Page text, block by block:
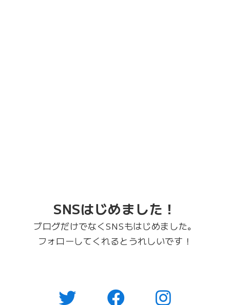
SNSはじめました！
ブログだけでなくSNSもはじめました。
フォローしてくれるとうれしいです！